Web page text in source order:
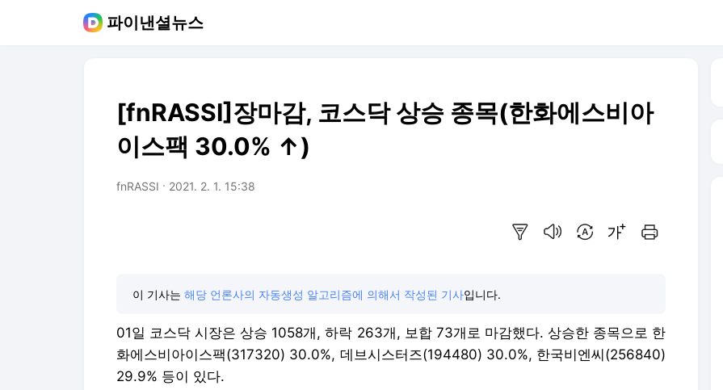
파이낸셜뉴스
[fnRASSI]장마감, 코스닥 상승 종목(한화에스비아
이스팩 30.0% ↑)
fnRASSI 2021. 2. 1. 15:38
이 기사는 해당 언론사의 자동생성 알고리즘에 의해서 작성된 기사입니다.
01일 코스닥 시장은 상승 1058개, 하락 263개, 보합 73개로 마감했다. 상승한 종목으로 한
화에스비아이스팩(317320) 30.0%, 데브시스터즈(194480) 30.0%, 한국비엔씨(256840)
29.9% 등이 있다.